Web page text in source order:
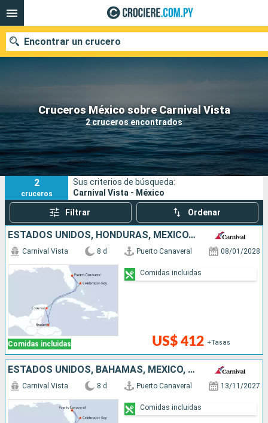
Cruceros México sobre Carnival Vista
2 cruceros encontrados
Encontrar un crucero
Nuestros destinos
Fecha de salida
Puertos Compañías
Buscar
2
cruceros
Sus criterios de búsqueda:
Carnival Vista - México
Filtrar Ordenar
ESTADOS UNIDOS, HONDURAS, MÉXICO, BAHAMAS
Comidas incluidas
Carnival Vista 8 d Puerto Canaveral 08/01/2028
US$ 412 +Tasas
Comidas incluidas
ESTADOS UNIDOS, BAHAMAS, MÉXICO, HONDURAS
Carnival Vista 8 d Puerto Canaveral 13/11/2027
Comidas incluidas